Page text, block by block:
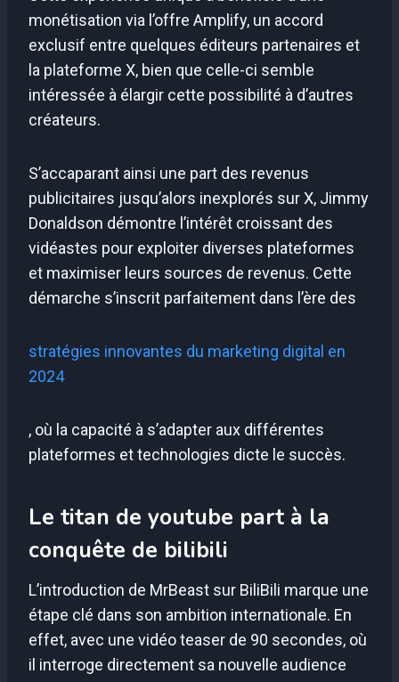
monétisation via l’offre Amplify, un accord
exclusif entre quelques éditeurs partenaires et
la plateforme X, bien que celle-ci semble
intéressée à élargir cette possibilité à d’autres
créateurs.
S’accaparant ainsi une part des revenus
publicitaires jusqu’alors inexplorés sur X, Jimmy
Donaldson démontre l’intérêt croissant des
vidéastes pour exploiter diverses plateformes
et maximiser leurs sources de revenus. Cette
démarche s’inscrit parfaitement dans l’ère des
stratégies innovantes du marketing digital en
2024
, où la capacité à s’adapter aux différentes
plateformes et technologies dicte le succès.
Le titan de youtube part à la
conquête de bilibili
L’introduction de MrBeast sur BiliBili marque une
étape clé dans son ambition internationale. En
effet, avec une vidéo teaser de 90 secondes, où
il interroge directement sa nouvelle audience